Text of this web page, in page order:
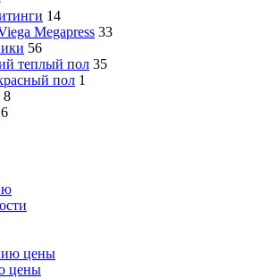
14
Megapress 33
56
теплый пол 35
пол 1
8
цены
цены